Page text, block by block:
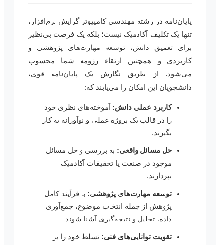
پایان‌نامه در رشته مهندسی کامپیوتر گرایش نرم‌افزار،
تنها یک تکلیف آکادمیک نیست؛ بلکه یک فرصت بی‌نظیر
برای تعمیق دانش، توسعه مهارت‌های پژوهشی و
کاربردی و همچنین ارتقاء رزومه شما محسوب
می‌شود. از طریق نگارش یک پایان‌نامه قوی،
دانشجویان این امکان را می‌یابند که:
کاربرد عملی دانش: آموخته‌های نظری خود
را در قالب یک پروژه عملی و نوآورانه به کار
بگیرند.
حل مسائل واقعی: به بررسی و حل مسائل
موجود در صنعت یا تحقیقات آکادمیک
بپردازند.
توسعه مهارت‌های پژوهشی:با فرآیند کامل
پژوهش از جمله انتخاب موضوع، جمع‌آوری
داده، تحلیل و نتیجه‌گیری آشنا شوند.
تقویت توانایی‌های فنی: تسلط خود را بر